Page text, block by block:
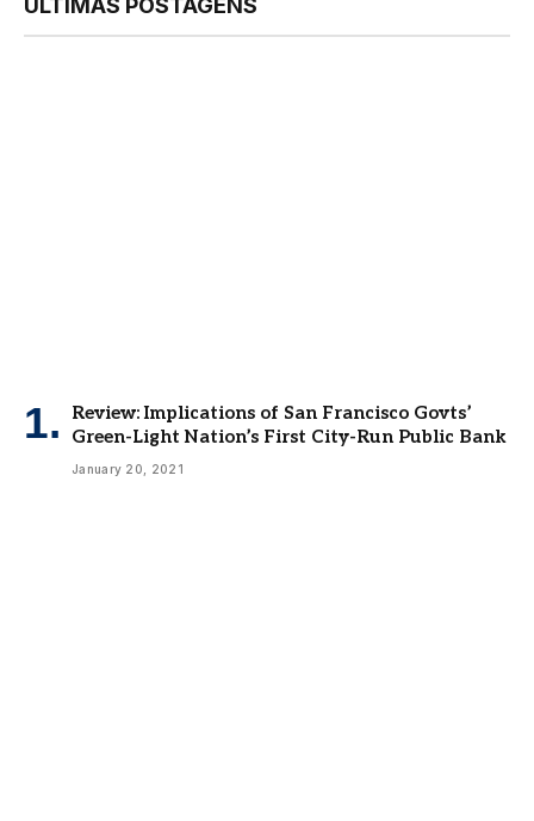
ÚLTIMAS POSTAGENS
Review: Implications of San Francisco Govts’
Green-Light Nation’s First City-Run Public Bank
January 20, 2021